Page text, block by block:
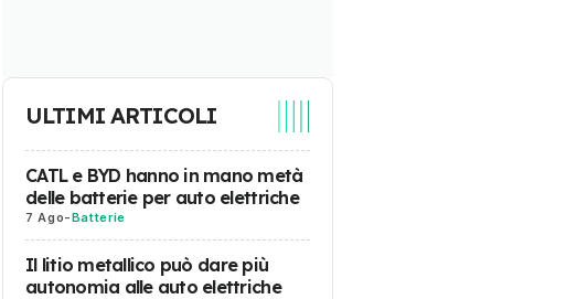
ULTIMI ARTICOLI
CATL e BYD hanno in mano metà
delle batterie per auto elettriche
7 Ago-Batterie
Il litio metallico può dare più
autonomia alle auto elettriche